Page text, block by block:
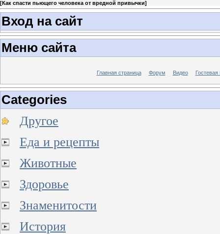
[Как спасти пьющего человека от вредной привычки]
Вход на сайт
Меню сайта
Главная страница Форум Видео Гостевая
Categories
Другое
Еда и рецепты
Животные
Здоровье
Знаменитости
История